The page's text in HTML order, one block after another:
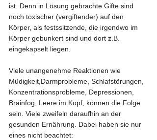
ist. Denn in Lösung gebrachte Gifte sind
noch toxischer (vergiftender) auf den
Körper, als festssitzende, die irgendwo im
Körper gebunkert sind und dort z.B.
eingekapselt liegen.
Viele unangenehme Reaktionen wie
Müdigkeit,Darmprobleme, Schlafstörungen,
Konzentrationsprobleme, Depressionen,
Brainfog, Leere im Kopf, können die Folge
sein. Viele zweifeln daraufhin an der
gesunden Ernährung. Dabei haben sie nur
eines nicht beachtet: